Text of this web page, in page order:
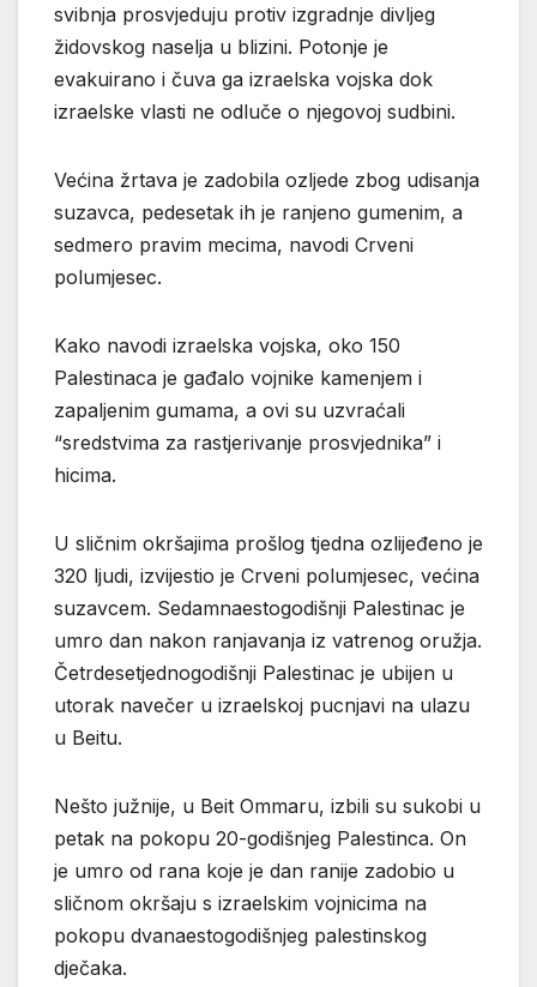
svibnja prosvjeduju protiv izgradnje divljeg
židovskog naselja u blizini. Potonje je
evakuirano i čuva ga izraelska vojska dok
izraelske vlasti ne odluče o njegovoj sudbini.
Većina žrtava je zadobila ozljede zbog udisanja
suzavca, pedesetak ih je ranjeno gumenim, a
sedmero pravim mecima, navodi Crveni
polumjesec.
Kako navodi izraelska vojska, oko 150
Palestinaca je gađalo vojnike kamenjem i
zapaljenim gumama, a ovi su uzvraćali
“sredstvima za rastjerivanje prosvjednika” i
hicima.
U sličnim okršajima prošlog tjedna ozlijeđeno je
320 ljudi, izvijestio je Crveni polumjesec, većina
suzavcem. Sedamnaestogodišnji Palestinac je
umro dan nakon ranjavanja iz vatrenog oružja.
Četrdesetjednogodišnji Palestinac je ubijen u
utorak navečer u izraelskoj pucnjavi na ulazu
u Beitu.
Nešto južnije, u Beit Ommaru, izbili su sukobi u
petak na pokopu 20-godišnjeg Palestinca. On
je umro od rana koje je dan ranije zadobio u
sličnom okršaju s izraelskim vojnicima na
pokopu dvanaestogodišnjeg palestinskog
dječaka.